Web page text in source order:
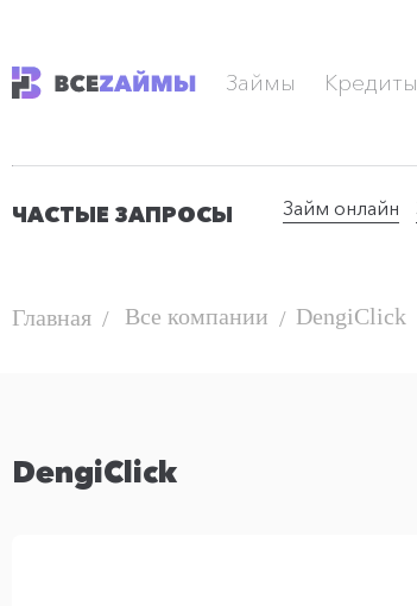
Займы Кредиты
ЧАСТЫЕ ЗАПРОСЫ Займ онлайн
Главная Все компании DengiClick
DengiClick